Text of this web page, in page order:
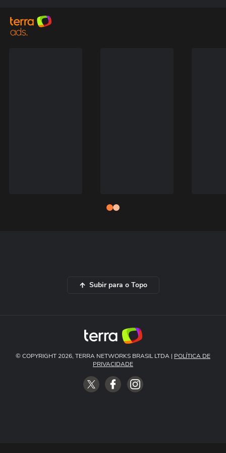
Subir para o Topo
© COPYRIGHT 2026, TERRA NETWORKS BRASIL LTDA | POLÍTICA DE
PRIVACIDADE